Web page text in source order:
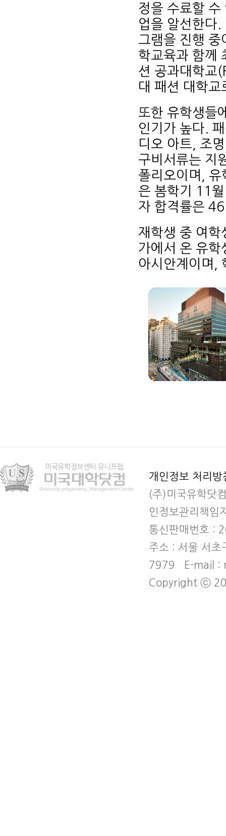
정을 수료할 수
업을 알선한다
그램을 진행 중
학교육과 함께
션 공과대학교
대 패션 대학교
또한 유학생들
인기가 높다.
디오 아트, 조
구비서류는 지
폴리오이며,
은 봄학기 11
자 합격률은
재학생 중 여
가에서 온 유
아시안계이며,
개인정보 처리방
(주)미국유학
인정보관리책임
통신판매번호 :
주소 : 서울 서
7979 E-mail :
Copyright ⓒ